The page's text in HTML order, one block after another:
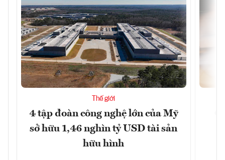
Thế giới
4 tập đoàn công nghệ lớn của Mỹ
sở hữu 1,46 nghìn tỷ USD tài sản
hữu hình